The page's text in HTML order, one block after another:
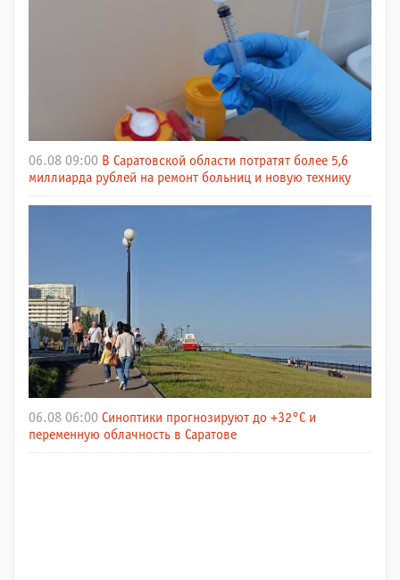
06.08 09:00 В Саратовской области потратят более 5,6
миллиарда рублей на ремонт больниц и новую технику
06.08 06:00 Синоптики прогнозируют до +32°C и
переменную облачность в Саратове